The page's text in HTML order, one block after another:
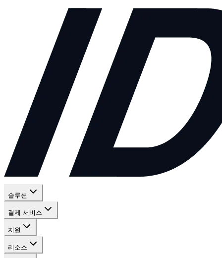
솔루션
결제 서비스
지원
리소스